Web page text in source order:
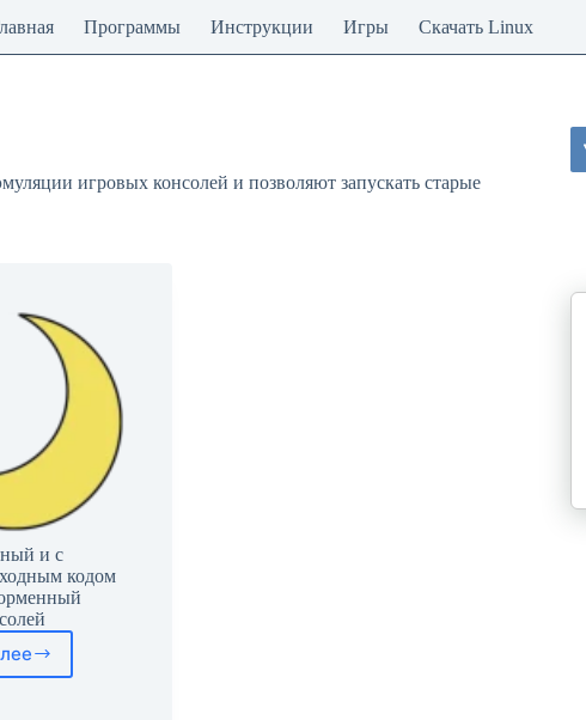
Программы Инструкции Игры Скачать Linux
игровых консолей и позволяют запускать старые
и с
кодом